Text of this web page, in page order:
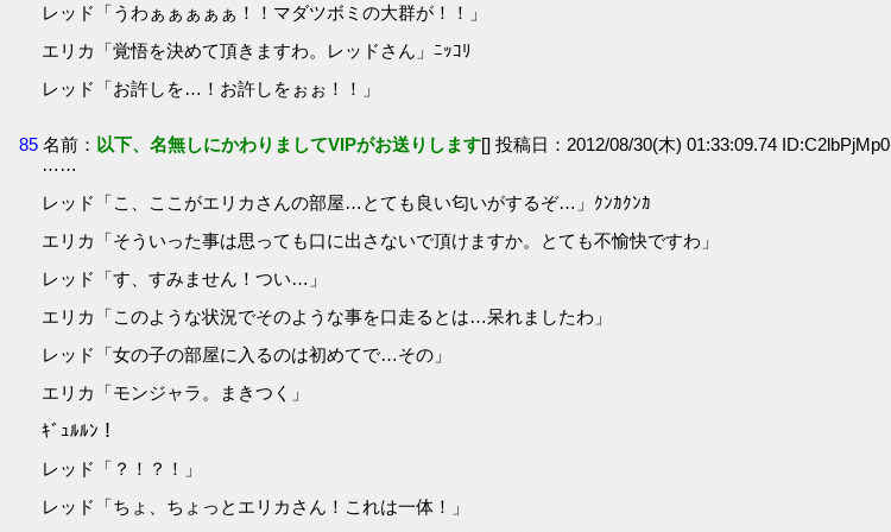
レッド「うわぁぁぁぁぁ！！マダツボミの大群が！！」
エリカ「覚悟を決めて頂きますわ。レッドさん」ﾆｯｺﾘ
レッド「お許しを…！お許しをぉぉ！！」
85 名前： 以下、名無しにかわりましてVIPがお送りします[] 投稿日：2012/08/30(木) 01:33:09.74 ID:C2lbPjMp0
……
レッド「こ、ここがエリカさんの部屋…とても良い匂いがするぞ…」ｸﾝｶｸﾝｶ
エリカ「そういった事は思っても口に出さないで頂けますか。とても不愉快ですわ」
レッド「す、すみません！つい…」
エリカ「このような状況でそのような事を口走るとは…呆れましたわ」
レッド「女の子の部屋に入るのは初めてで…その」
エリカ「モンジャラ。まきつく」
ｷﾞｭﾙﾙﾝ！
レッド「？！？！」
レッド「ちょ、ちょっとエリカさん！これは一体！」